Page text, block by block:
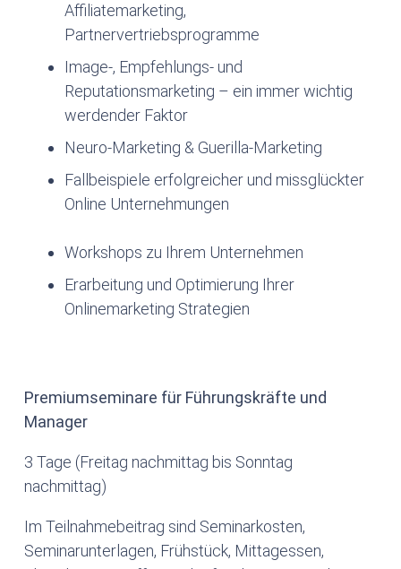
Affiliatemarketing,
Partnervertriebsprogramme
Image-, Empfehlungs- und
Reputationsmarketing – ein immer wichtig
werdender Faktor
Neuro-Marketing & Guerilla-Marketing
Fallbeispiele erfolgreicher und missglückter
Online Unternehmungen
Workshops zu Ihrem Unternehmen
Erarbeitung und Optimierung Ihrer
Onlinemarketing Strategien
Premiumseminare für Führungskräfte und
Manager
3 Tage (Freitag nachmittag bis Sonntag
nachmittag)
Im Teilnahmebeitrag sind Seminarkosten,
Seminarunterlagen, Frühstück, Mittagessen,